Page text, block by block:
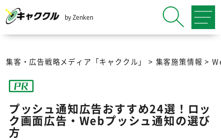
by Zenken
集客・広告戦略メディア「キャククル」 > 集客施策情報 >
プッシュ通知広告おすすめ24選！ロッ
ク画面広告・Webプッシュ通知の選び
方